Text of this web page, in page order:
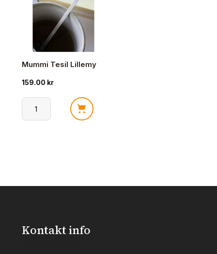
Mummi Tesil Lillemy
159.00 kr
Mummi
Kontakt info